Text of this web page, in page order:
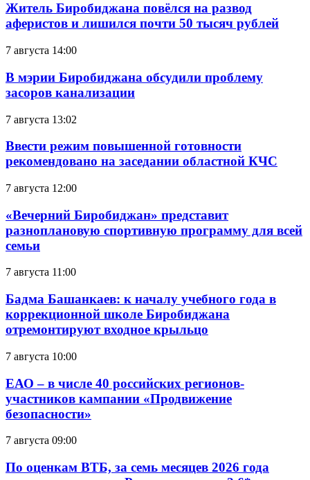
Житель Биробиджана повёлся на развод
аферистов и лишился почти 50 тысяч рублей
7 августа 14:00
В мэрии Биробиджана обсудили проблему
засоров канализации
7 августа 13:02
Ввести режим повышенной готовности
рекомендовано на заседании областной КЧС
7 августа 12:00
«Вечерний Биробиджан» представит
разноплановую спортивную программу для всей
семьи
7 августа 11:00
Бадма Башанкаев: к началу учебного года в
коррекционной школе Биробиджана
отремонтируют входное крыльцо
7 августа 10:00
ЕАО – в числе 40 российских регионов-
участников кампании «Продвижение
безопасности»
7 августа 09:00
По оценкам ВТБ, за семь месяцев 2026 года